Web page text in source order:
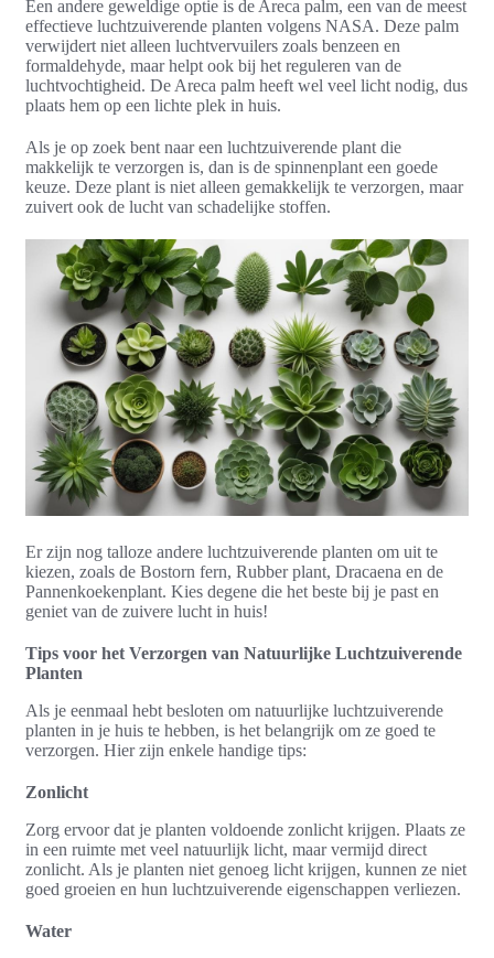
Een andere geweldige optie is de Areca palm, een van de meest
effectieve luchtzuiverende planten volgens NASA. Deze palm
verwijdert niet alleen luchtvervuilers zoals benzeen en
formaldehyde, maar helpt ook bij het reguleren van de
luchtvochtigheid. De Areca palm heeft wel veel licht nodig, dus
plaats hem op een lichte plek in huis.
Als je op zoek bent naar een luchtzuiverende plant die
makkelijk te verzorgen is, dan is de spinnenplant een goede
keuze. Deze plant is niet alleen gemakkelijk te verzorgen, maar
zuivert ook de lucht van schadelijke stoffen.
Er zijn nog talloze andere luchtzuiverende planten om uit te
kiezen, zoals de Bostorn fern, Rubber plant, Dracaena en de
Pannenkoekenplant. Kies degene die het beste bij je past en
geniet van de zuivere lucht in huis!
Tips voor het Verzorgen van Natuurlijke Luchtzuiverende
Planten
Als je eenmaal hebt besloten om natuurlijke luchtzuiverende
planten in je huis te hebben, is het belangrijk om ze goed te
verzorgen. Hier zijn enkele handige tips:
Zonlicht
Zorg ervoor dat je planten voldoende zonlicht krijgen. Plaats ze
in een ruimte met veel natuurlijk licht, maar vermijd direct
zonlicht. Als je planten niet genoeg licht krijgen, kunnen ze niet
goed groeien en hun luchtzuiverende eigenschappen verliezen.
Water